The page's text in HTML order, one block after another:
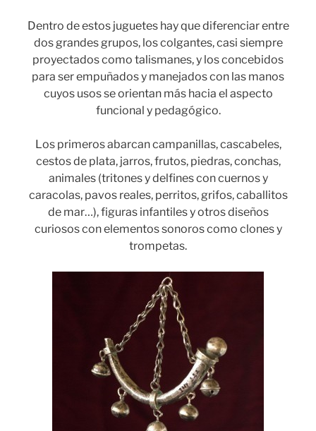
Dentro de estos juguetes hay que diferenciar entre
dos grandes grupos, los colgantes, casi siempre
proyectados como talismanes, y los concebidos
para ser empuñados y manejados con las manos
cuyos usos se orientan más hacia el aspecto
funcional y pedagógico.
Los primeros abarcan campanillas, cascabeles,
cestos de plata, jarros, frutos, piedras, conchas,
animales (tritones y delfines con cuernos y
caracolas, pavos reales, perritos, grifos, caballitos
de mar…), figuras infantiles y otros diseños
curiosos con elementos sonoros como clones y
trompetas.